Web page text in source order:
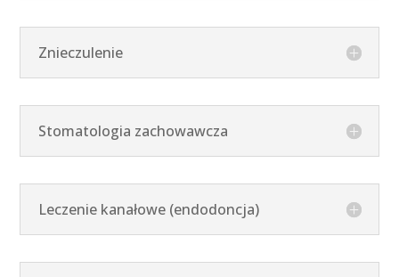
Znieczulenie
Stomatologia zachowawcza
Leczenie kanałowe (endodoncja)